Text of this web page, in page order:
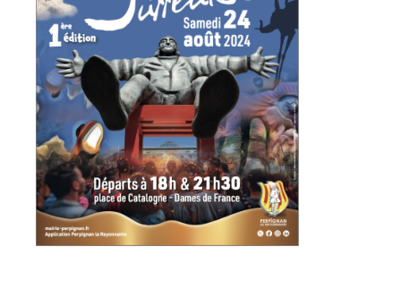
Adresse email*
Nom
Prénom
Statut / Organisation
J'accepte lestermes et conditions
Adresse email*
Nom